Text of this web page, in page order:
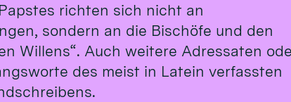
richten sich nicht an
sondern an die Bischöfe und den
Willens“. Auch weitere Adressaten
des meist in Latein verfassten